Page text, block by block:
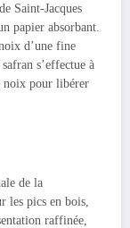
Saint-Jacques
papier absorbant.
d’une fine
s’effectue à
noix pour libérer
de la
les pics en bois,
raffinée,